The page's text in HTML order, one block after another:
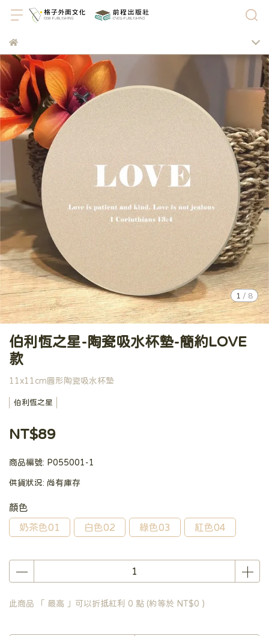
1 / 8
伯利恆之星-陶瓷吸水杯墊-簡約LOVE
款
11x11cm圓形陶瓷吸水杯墊
伯利恆之星
NT$89
商品編號: P055001-1
供貨狀況: 尚有庫存
顏色
奶茶色01
白色02 綠色03 紅色04
此商品 「 最高 」可以折抵紅利 0 點 (約等於 NT$0 )